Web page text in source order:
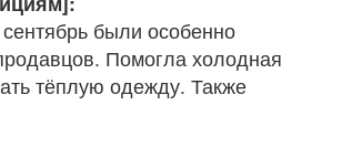
были особенно
Помогла холодная
тёплую одежду. Также